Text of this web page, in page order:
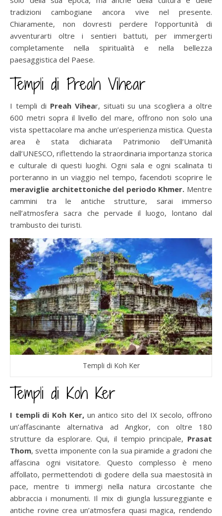
tradizioni cambogiane ancora vive nel presente.
Chiaramente, non dovresti perdere l’opportunità di
avventurarti oltre i sentieri battuti, per immergerti
completamente nella spiritualità e nella bellezza
paesaggistica del Paese.
Templi di Preah Vihear
I templi di Preah Vihear, situati su una scogliera a oltre
600 metri sopra il livello del mare, offrono non solo una
vista spettacolare ma anche un’esperienza mistica. Questa
area è stata dichiarata Patrimonio dell’Umanità
dall’UNESCO, riflettendo la straordinaria importanza storica
e culturale di questi luoghi. Ogni sala e ogni scalinata ti
porteranno in un viaggio nel tempo, facendoti scoprire le
meraviglie architettoniche del periodo Khmer. Mentre
cammini tra le antiche strutture, sarai immerso
nell’atmosfera sacra che pervade il luogo, lontano dal
trambusto dei turisti.
Templi di Koh Ker
Templi di Koh Ker
I templi di Koh Ker,un antico sito del IX secolo, offrono
un’affascinante alternativa ad Angkor, con oltre 180
strutture da esplorare. Qui, il tempio principale, Prasat
Thom, svetta imponente con la sua piramide a gradoni che
affascina ogni visitatore. Questo complesso è meno
affollato, permettendoti di godere della sua maestosità in
pace, mentre ti immergi nella natura circostante che
abbraccia i monumenti. Il mix di giungla lussureggiante e
antiche rovine crea un’atmosfera quasi magica, rendendo